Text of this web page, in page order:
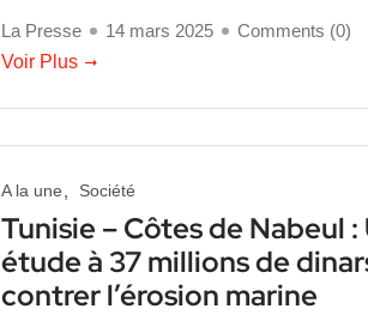
La Presse 14 mars 2025 Comments (0)
Voir Plus
A la une Société
Tunisie – Côtes de Nabeul :
étude à 37 millions de
contrer l’érosion marine